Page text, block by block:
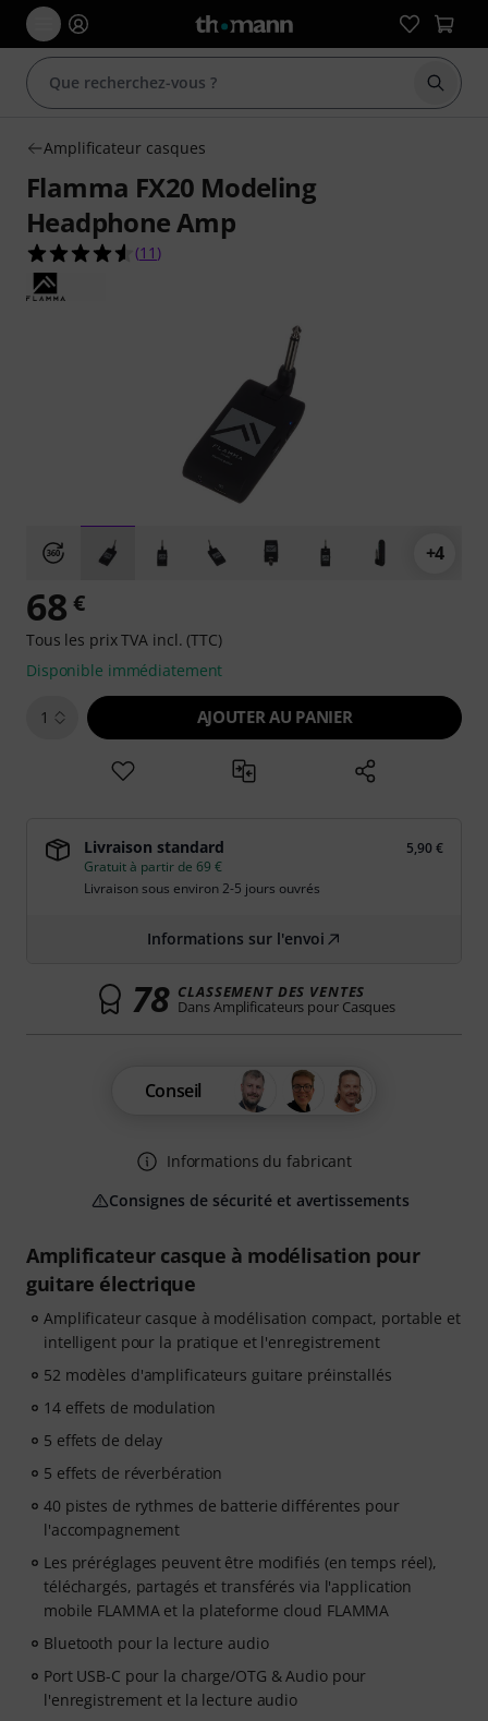
Amplificateur casques
Flamma FX20 Modeling
Headphone Amp
4.5 étoiles sur 5 d'après 11 évaluations clients
(11 )
+4
Amplificateur casque à modélisation pour
guitare électrique
Amplificateur casque à modélisation compact, portable et
intelligent pour la pratique et l'enregistrement
52 modèles d'amplificateurs guitare préinstallés
14 effets de modulation
5 effets de delay
5 effets de réverbération
40 pistes de rythmes de batterie différentes pour
l'accompagnement
Les préréglages peuvent être modifiés (en temps réel),
téléchargés, partagés et transférés via l'application
mobile FLAMMA et la plateforme cloud FLAMMA
Bluetooth pour la lecture audio
Port USB-C pour la charge/OTG & Audio pour
l'enregistrement et la lecture audio
68 €
Tous les prix TVA incl. (TTC)
Disponible immédiatement
1 AJOUTER AU PANIER
Livraison standard
5,90 €
Gratuit à partir de 69 €
Livraison sous environ 2-5 jours ouvrés
Informations sur l'envoi
78 CLASSEMENT DES VENTES
Dans Amplificateurs pour Casques
Conseil
Informations du fabricant
Consignes de sécurité et avertissements